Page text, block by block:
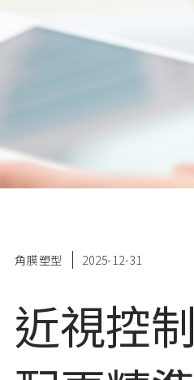
角膜塑型 2025-12-31
近視控